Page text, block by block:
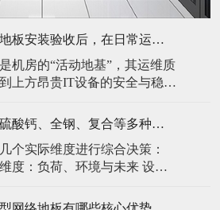
机房防静电地板安装验收后，在日常运维中常常被忽视。请问，一套规范的、可操作的维护规程应包含哪些内容？有哪些“小问题”若不及时处理，会演变成“大故障”？
机房的“活动地基”，其运维质
上方昂贵IT设备的安全与稳
期可靠的关键。 1. 建立分
观： 巡检时观察地
水渍、油污或其它液体泼
面对市面上硫酸钙、全钢、复合等多种类型的机房防静电地板，我们该如何科学选型？除了预算，更应该从哪些实际维度进行考量，以避免“过度配置”或“配置不足”？
个实际维度进行综合决策：
度：负荷、环境与未来 设备
房规划区域内最重设备的单